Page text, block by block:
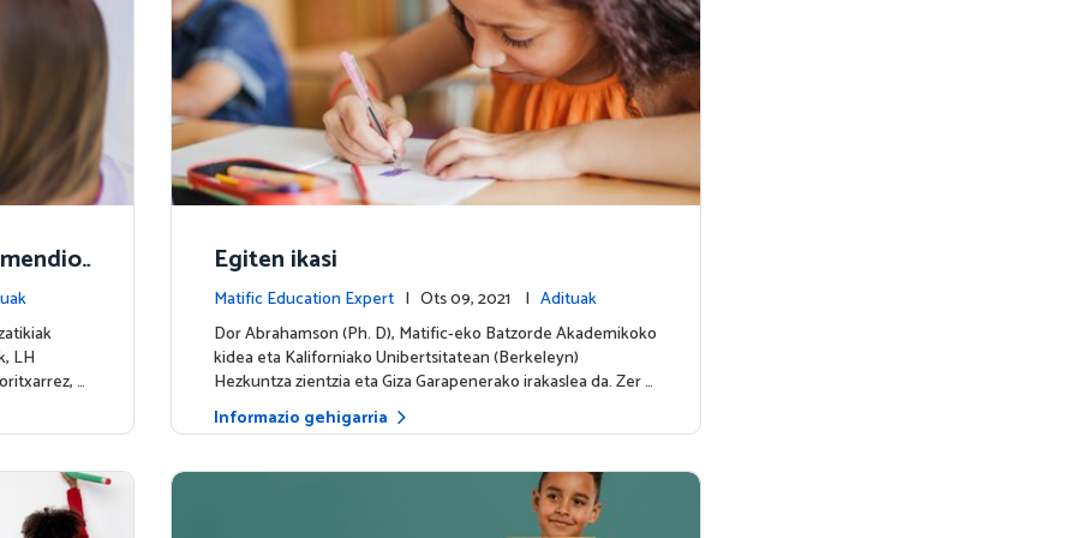
LH
…
Egiten ikasi
Matific Education Expert | Ots 09, 2021 | Adituak
Dor Abrahamson (Ph. D), Matific-eko Batzorde Akademikoko
kidea eta Kaliforniako Unibertsitatean (Berkeleyn)
Hezkuntza zientzia eta Giza Garapenerako irakaslea da. Zer …
Informazio gehigarria